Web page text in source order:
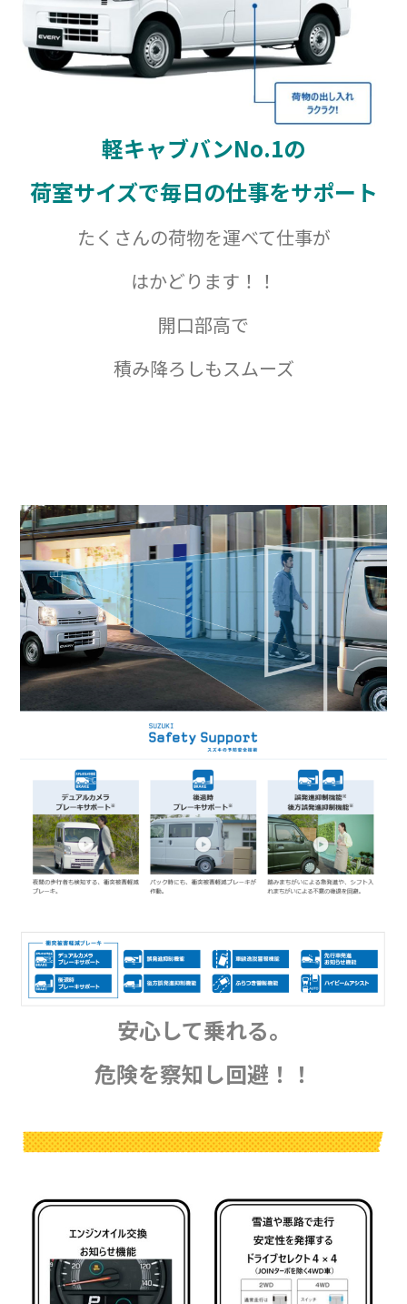
軽キャブバンNo.1の
荷室サイズで毎日の仕事をサポート
たくさんの荷物を運べて仕事が
はかどります！！
開口部高で
積み降ろしもスムーズ
安心して乗れる。
危険を察知し回避！！